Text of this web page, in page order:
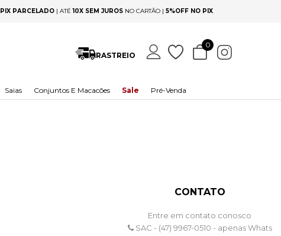
PIX PARCELADO | ATÉ 10X SEM JUROS NO CARTÃO | 5%OFF NO PIX
RASTREIO
0
Saias Conjuntos E Macacões Sale Pré-Venda
CONTATO
Entre em contato conosco
SAC - (47) 9967-0510 - apenas Whats